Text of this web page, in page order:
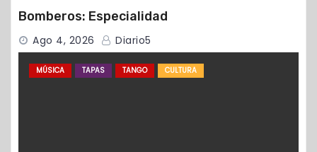
Bomberos: Especialidad
Ago 4, 2026 Diario5
MÚSICA TAPAS TANGO CULTURA